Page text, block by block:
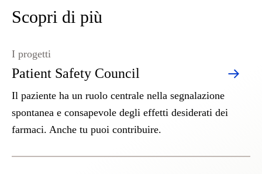
Scopri di più
Patient Safety Council
I progetti
Il paziente ha un ruolo centrale nella segnalazione
spontanea e consapevole degli effetti desiderati dei
farmaci. Anche tu puoi contribuire.